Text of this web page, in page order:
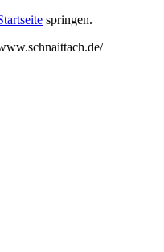
springen.